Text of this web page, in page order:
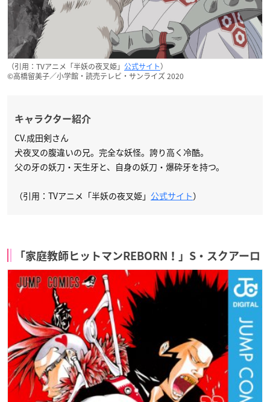
（引用：TVアニメ「半妖の夜叉姫」 公式サイト）
©高橋留美子／小学館・読売テレビ・サンライズ 2020
キャラクター紹介
CV.成田剣さん
犬夜叉の腹違いの兄。完全な妖怪。誇り高く冷酷。
父の牙の妖刀・天生牙と、自身の妖刀・爆砕牙を持つ。
（引用：TVアニメ「半妖の夜叉姫」 公式サイト）
「家庭教師ヒットマンREBORN！」S・スクアーロ